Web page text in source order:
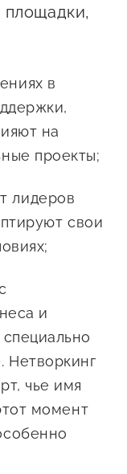
площадки,
в
на
проекты;
лидеров
свои
и
Нетворкинг
чье имя
момент